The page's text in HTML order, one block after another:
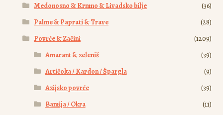
Medonosno & Krmno & Livadsko bilje
(36)
Palme & Paprati & Trave
(28)
Povrće & Začini
(1209)
Amarant & zeleniš
(39)
Artičoka / Kardon / Špargla
(9)
Azijsko povrće
(39)
Bamija / Okra
(11)